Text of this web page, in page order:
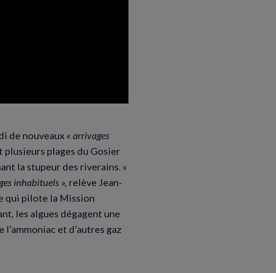
de nouveaux « arrivages
plusieurs plages du Gosier
la stupeur des riverains. «
inhabituels », relève Jean-
qui pilote la Mission
les algues dégagent une
et d’autres gaz